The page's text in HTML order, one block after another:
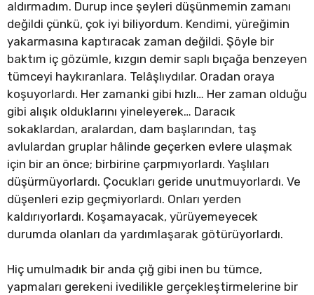
aldırmadım. Durup ince şeyleri düşünmemin zamanı
değildi çünkü, çok iyi biliyordum. Kendimi, yüreğimin
yakarmasına kaptıracak zaman değildi. Şöyle bir
baktım iç gözümle, kızgın demir saplı bıçağa benzeyen
tümceyi haykıranlara. Telâşlıydılar. Oradan oraya
koşuyorlardı. Her zamanki gibi hızlı… Her zaman olduğu
gibi alışık olduklarını yineleyerek… Daracık
sokaklardan, aralardan, dam başlarından, taş
avlulardan gruplar hâlinde geçerken evlere ulaşmak
için bir an önce; birbirine çarpmıyorlardı. Yaşlıları
düşürmüyorlardı. Çocukları geride unutmuyorlardı. Ve
düşenleri ezip geçmiyorlardı. Onları yerden
kaldırıyorlardı. Koşamayacak, yürüyemeyecek
durumda olanları da yardımlaşarak götürüyorlardı.
Hiç umulmadık bir anda çığ gibi inen bu tümce,
yapmaları gerekeni ivedilikle gerçekleştirmelerine bir